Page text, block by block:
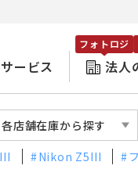
ービス 法人
フォトロジ
各店舗在庫から探す
Nikon Z5III